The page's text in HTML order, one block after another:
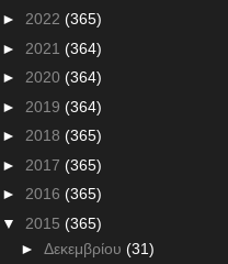
► 2022 (365)
► 2021 (364)
► 2020 (364)
► 2019 (364)
► 2018 (365)
► 2017 (365)
► 2016 (365)
▼ 2015 (365)
► Δεκεμβρίου (31)